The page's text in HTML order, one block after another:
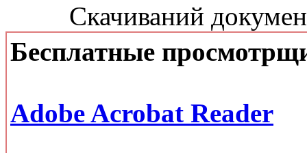
Скачиваний
Бесплатные
Adobe Acrobat Reader